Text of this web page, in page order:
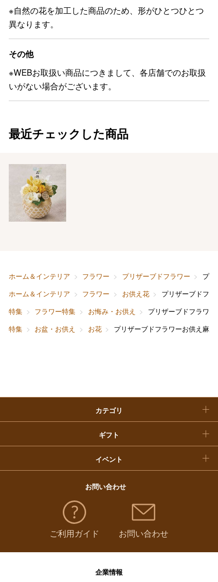
※自然の花を加工した商品のため、形がひとつひとつ
異なります。
その他
※WEBお取扱い商品につきまして、各店舗でのお取扱
いがない場合がございます。
最近チェックした商品
ホーム＆インテリア フラワー プリザーブドフラワー
プ
ホーム＆インテリア
フラワー お供え花
プリザーブドフ
特集
フラワー特集 お悔み・お供え
プリザーブドフラワ
特集
お盆・お供え お花 プリザーブドフラワーお供え麻
カテゴリ
ホーム＆インテリア
ベビー＆キッズ
ギフト
結婚内祝い
お香典返し
快気祝い
イベント
お中元
敬老の日
福袋
お問い合わせ
ご利用ガイド お問い合わせ
企業情報